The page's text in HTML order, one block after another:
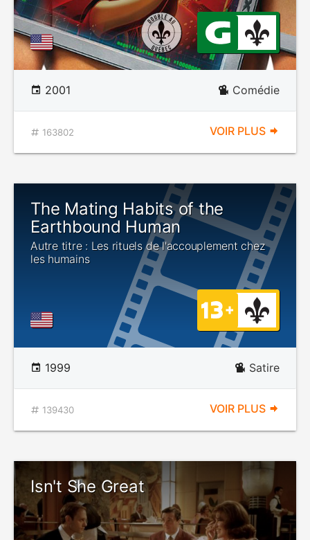
2001 Comédie
163802 VOIR PLUS
The Mating Habits of the
Earthbound Human
Autre titre : Les rituels de l'accouplement chez
les humains
1999 Satire
139430 VOIR PLUS
Isn't She Great